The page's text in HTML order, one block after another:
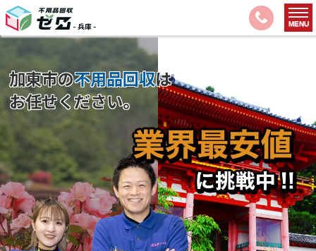
加東市の不用品回収は
お任せください。